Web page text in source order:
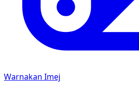
Warnakan Imej